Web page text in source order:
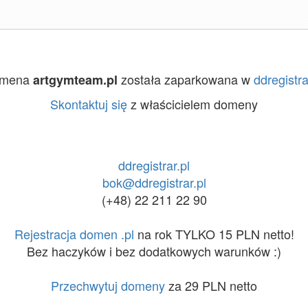
artgymteam.pl została zaparkowana w
Skontaktuj sięz właścicielem domeny
ddregistrar.pl
bok@ddregistrar.pl
(+48) 22 211 22 90
Rejestracja domen .pl na rok TYLKO 15 PLN netto!
Bez haczyków i bez dodatkowych warunków :)
Przechwytuj domenyza 29 PLN netto